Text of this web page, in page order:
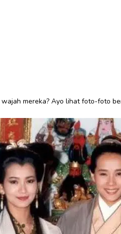
mereka? Ayo lihat foto-foto